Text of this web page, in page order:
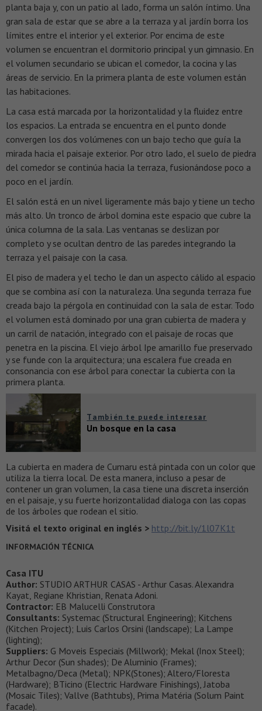
planta baja y, con un patio al lado, forma un salón íntimo. Una
gran sala de estar que se abre a la terraza y al jardín borra los
límites entre el interior y el exterior. Por encima de este
volumen se encuentran el dormitorio principal y un gimnasio. En
el volumen secundario se ubican el comedor, la cocina y las
áreas de servicio. En la primera planta de este volumen están
las habitaciones.
La casa está marcada por la horizontalidad y la fluidez entre
los espacios. La entrada se encuentra en el punto donde
convergen los dos volúmenes con un bajo techo que guía la
mirada hacia el paisaje exterior. Por otro lado, el suelo de piedra
del comedor se continúa hacia la terraza, fusionándose poco a
poco en el jardín.
El salón está en un nivel ligeramente más bajo y tiene un techo
más alto. Un tronco de árbol domina este espacio que cubre la
única columna de la sala. Las ventanas se deslizan por
completo y se ocultan dentro de las paredes integrando la
terraza y el paisaje con la casa.
El piso de madera y el techo le dan un aspecto cálido al espacio
que se combina así con la naturaleza. Una segunda terraza fue
creada bajo la pérgola en continuidad con la sala de estar. Todo
el volumen está dominado por una gran cubierta de madera y
un carril de natación, integrado con el paisaje de rocas que
penetra en la piscina. El viejo árbol Ipe amarillo fue preservado
y se funde con la arquitectura; una escalera fue creada en
consonancia con ese árbol para conectar la cubierta con la
primera planta.
También te puede interesar
Un bosque en la casa
La cubierta en madera de Cumaru está pintada con un color que
utiliza la tierra local. De esta manera, incluso a pesar de
contener un gran volumen, la casa tiene una discreta inserción
en el paisaje, y su fuerte horizontalidad dialoga con las copas
de los árboles que rodean el sitio.
Visitá el texto original en inglés > http://bit.ly/1l07K1t
INFORMACIÓN TÉCNICA
Casa ITU
Author: STUDIO ARTHUR CASAS - Arthur Casas. Alexandra
Kayat, Regiane Khristian, Renata Adoni.
Contractor: EB Malucelli Construtora
Consultants: Systemac (Structural Engineering); Kitchens
(Kitchen Project); Luis Carlos Orsini (landscape); La Lampe
(lighting);
Suppliers: G Moveis Especiais (Millwork); Mekal (Inox Steel);
Arthur Decor (Sun shades); De Aluminio (Frames);
Metalbagno/Deca (Metal); NPK(Stones); Altero/Floresta
(Hardware); BTicino (Electric Hardware Finishings), Jatoba
(Mosaic Tiles); Vallve (Bathtubs), Prima Matéria (Solum Paint
facade).